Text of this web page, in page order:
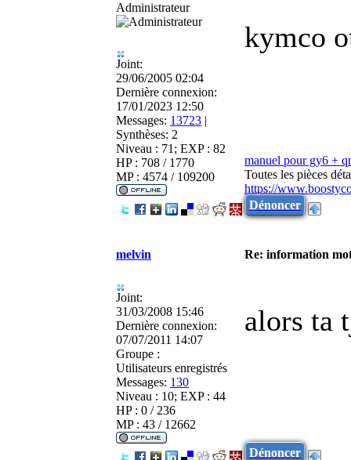
Administrateur
Joint:
29/06/2005 02:04
Dernière connexion:
17/01/2023 12:50
Messages: 13723 |
Synthèses: 2
Niveau : 71; EXP : 82
HP : 708 / 1770
MP : 4574 / 109200
kymco
manuel pour gy6 +
Toutes les pièces
https://
Dénoncer
melvin Re: information
Joint:
31/03/2008 15:46
Dernière connexion:
07/07/2011 14:07
Groupe :
Utilisateurs enregistrés
Messages: 130
Niveau : 10; EXP : 44
HP : 0 / 236
MP : 43 / 12662
alors ta
Dénoncer